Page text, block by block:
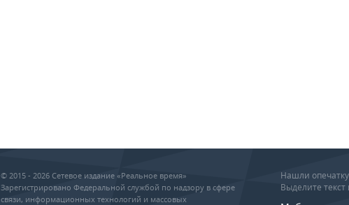
© 2015 - 2026 Сетевое издание «Реальное время»
Зарегистрировано Федеральной службой по надзору в сфере
связи, информационных технологий и массовых
Нашли
Выделите